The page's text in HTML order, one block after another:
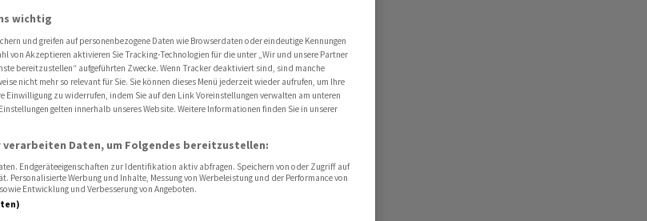
wichtig
und greifen auf personenbezogene Daten wie Browserdaten oder eindeutige Kennungen
von Akzeptieren aktivieren Sie Tracking-Technologien für die unter „Wir und unsere Partner
bereitzustellen“ aufgeführten Zwecke. Wenn Tracker deaktiviert sind, sind manche
nicht mehr so relevant für Sie. Sie können dieses Menü jederzeit wieder aufrufen, um Ihre
Einwilligung zu widerrufen, indem Sie auf den Link Voreinstellungen verwalten am unteren
gelten innerhalb unseres Website. Weitere Informationen finden Sie in unserer
verarbeiten Daten, um Folgendes bereitzustellen:
Endgeräteeigenschaften zur Identifikation aktiv abfragen. Speichern von oder Zugriff auf
Personalisierte Werbung und Inhalte, Messung von Werbeleistung und der Performance von
Entwicklung und Verbesserung von Angeboten.